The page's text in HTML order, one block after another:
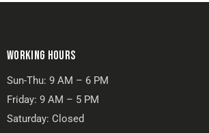
WORKING HOURS
Sun-Thu: 9 AM – 6 PM
Friday: 9 AM – 5 PM
Saturday: Closed